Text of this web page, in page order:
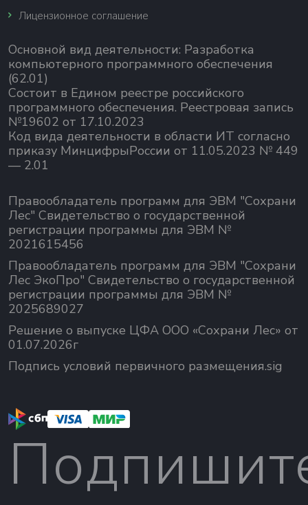
Лицензионное соглашение
Основной вид деятельности: Разработка
компьютерного программного обеспечения
(62.01)
Состоит в Едином реестре российского
программного обеспечения. Реестровая запись
№19602 от 17.10.2023
Код вида деятельности в области ИТ согласно
приказу МинцифрыРоссии от 11.05.2023 № 449
— 2.01
Правообладатель программ для ЭВМ "Сохрани
Лес" Свидетельство о государственной
регистрации программы для ЭВМ №
2021615456
Правообладатель программ для ЭВМ "Сохрани
Лес ЭкоПро" Свидетельство о государственной
регистрации программы для ЭВМ №
2025689027
Решение о выпуске ЦФА ООО «Сохрани Лес» от
01.07.2026г
Подпись условий первичного размещения.sig